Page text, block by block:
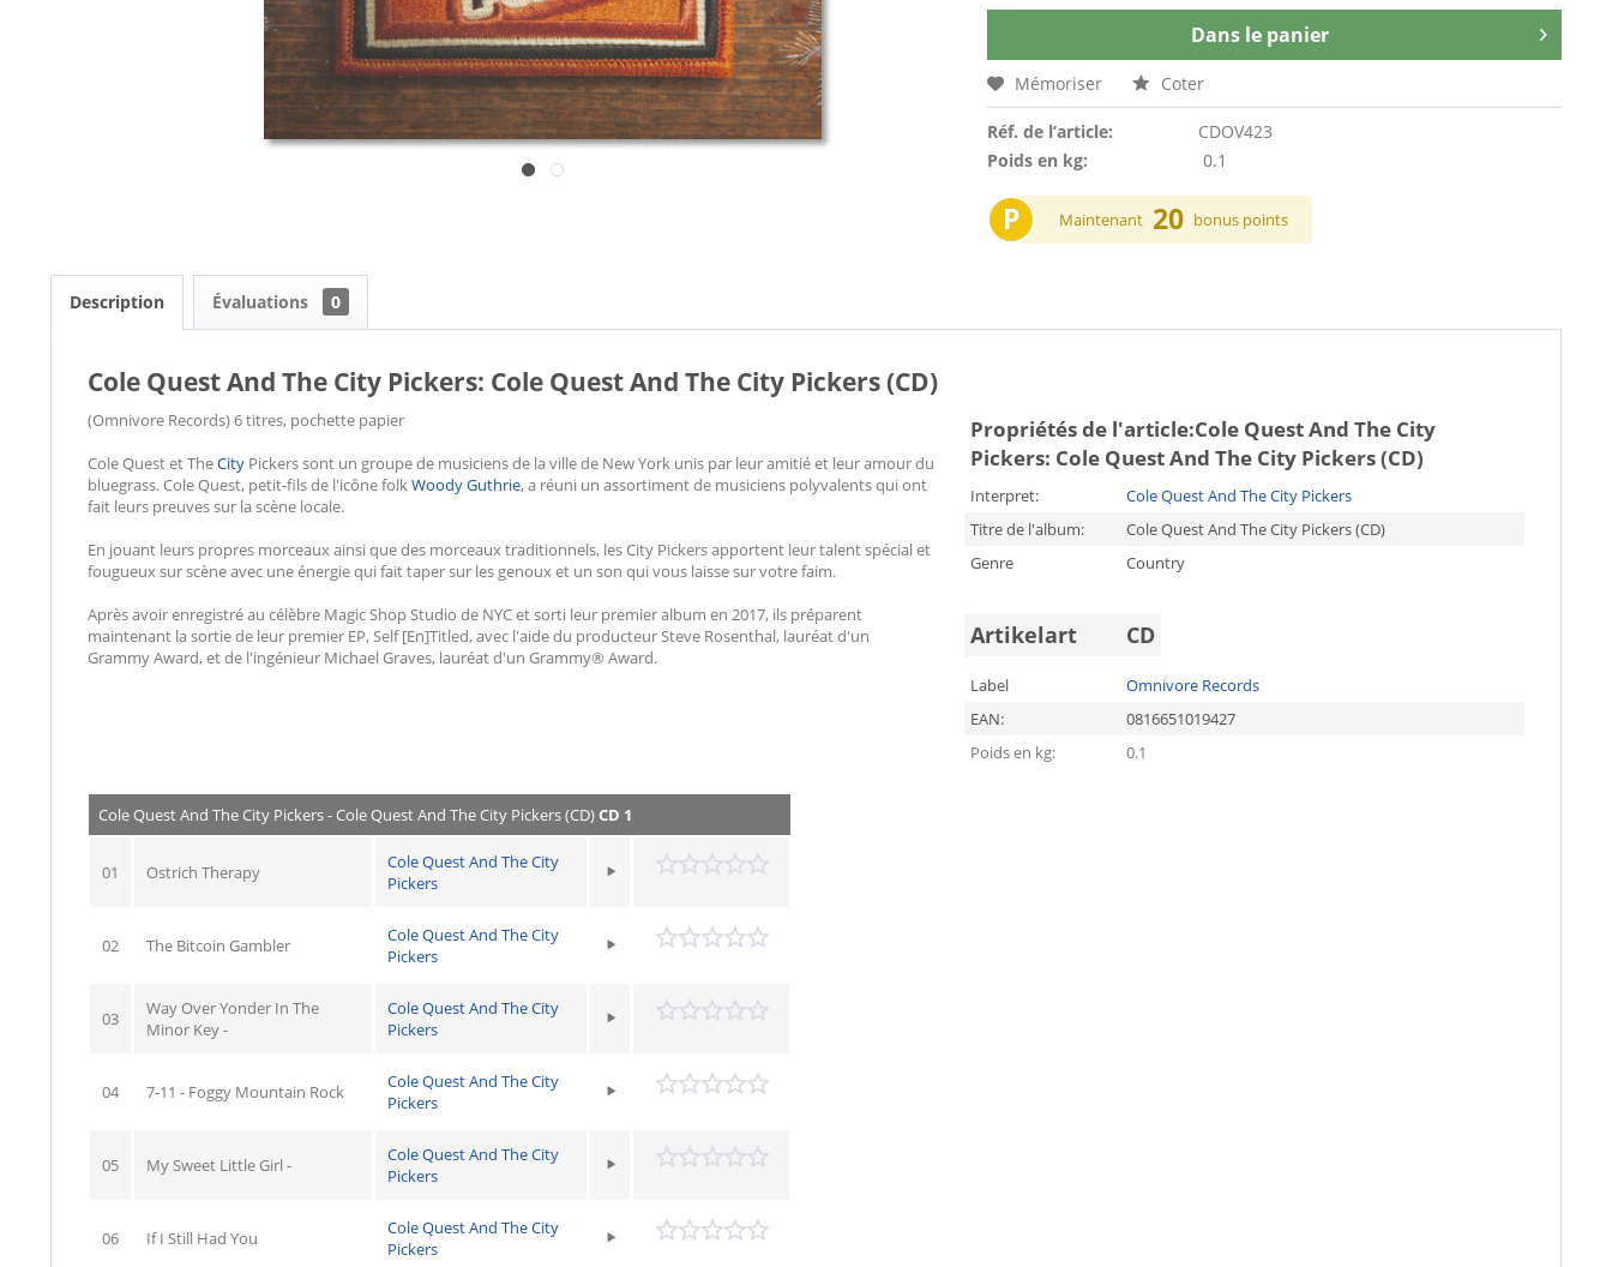
Dans le panier
Mémoriser Coter
Réf. de l’article:
CDOV423
Poids en kg:
0.1
P Maintenant 20 bonus points
Description Évaluations 0
Cole Quest And The City Pickers: Cole Quest And The City Pickers (CD)
(Omnivore Records) 6 titres, pochette papier
Cole Quest et TheCity Pickers sont un groupe de musiciens de la ville de New York unis par leur amitié et leur amour du
bluegrass. Cole Quest, petit-fils de l'icône folkWoody Guthrie, a réuni un assortiment de musiciens polyvalents qui ont
fait leurs preuves sur la scène locale.
En jouant leurs propres morceaux ainsi que des morceaux traditionnels, les City Pickers apportent leur talent spécial et
fougueux sur scène avec une énergie qui fait taper sur les genoux et un son qui vous laisse sur votre faim.
Après avoir enregistré au célèbre Magic Shop Studio de NYC et sorti leur premier album en 2017, ils préparent
maintenant la sortie de leur premier EP, Self [En]Titled, avec l'aide du producteur Steve Rosenthal, lauréat d'un
Grammy Award, et de l'ingénieur Michael Graves, lauréat d'un Grammy® Award.
Propriétés de l'article:Cole Quest And The City
Pickers: Cole Quest And The City Pickers (CD)
Interpret:
Cole Quest And The City Pickers
Titre de l'album:
Cole Quest And The City Pickers (CD)
Genre
Country
Artikelart CD
Label
Omnivore Records
EAN:
0816651019427
Poids en kg:
0.1
Cole Quest And The City Pickers - Cole Quest And The City Pickers (CD)CD 1
01 Ostrich Therapy
Cole Quest And The City
Pickers
02 The Bitcoin Gambler
Cole Quest And The City
Pickers
03
Way Over Yonder In The
Minor Key -
Cole Quest And The City
Pickers
04 7-11 - Foggy Mountain Rock
Cole Quest And The City
Pickers
05 My Sweet Little Girl -
Cole Quest And The City
Pickers
06 If I Still Had You
Cole Quest And The City
Pickers